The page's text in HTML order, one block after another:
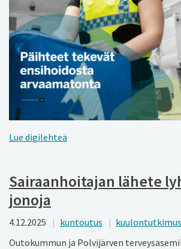
Lue digilehteä
Sairaanhoitajan lähete
jonoja
4.12.2025 kuntoutus
kuulontutkimus
Outokummun ja Polvijärven